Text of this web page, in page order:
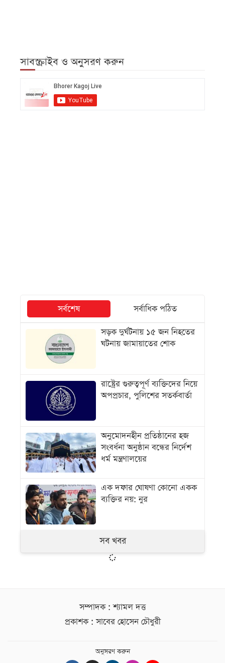
সাবস্ক্রাইব ও অনুসরণ করুন
সর্বশেষ
সর্বাধিক পঠিত
সড়ক দুর্ঘটনায় ১৫ জন নিহতের
ঘটনায় জামায়াতের শোক
রাষ্ট্রের গুরুত্বপূর্ণ ব্যক্তিদের নিয়ে
অপপ্রচার, পুলিশের সতর্কবার্তা
অনুমোদনহীন প্রতিষ্ঠানের হজ
সংবর্ধনা অনুষ্ঠান বন্ধের নির্দেশ
ধর্ম মন্ত্রণালয়ের
এক দফার ঘোষণা কোনো একক
ব্যক্তির নয়: নুর
সব খবর
সম্পাদক : শ্যামল দত্ত
প্রকাশক : সাবের হোসেন চৌধুরী
অনুসরণ করুন